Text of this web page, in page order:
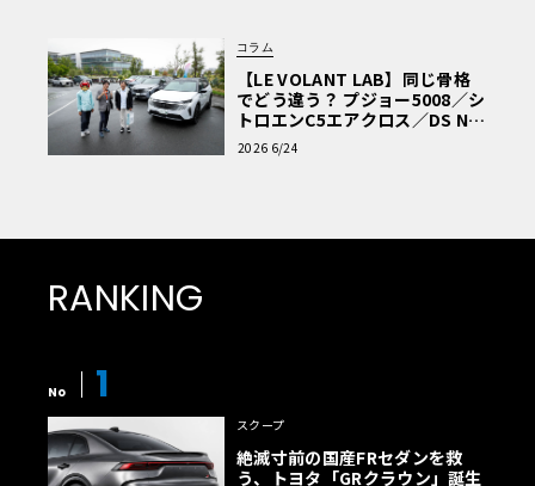
コラム
【LE VOLANT LAB】同じ骨格
でどう違う？ プジョー5008／シ
トロエンC5エアクロス／DS Nº4
読者一気乗りレポート
2026 6/24
RANKING
No 1
スクープ
絶滅寸前の国産FRセダンを救
う、トヨタ「GRクラウン」誕生